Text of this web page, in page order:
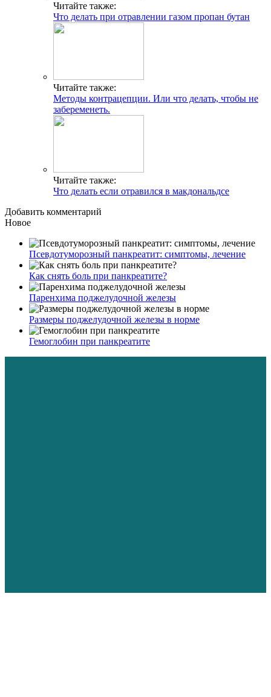
Читайте также:
Что делать при отравлении газом пропан бутан
Читайте также:
Методы контрацепции. Или что делать, чтобы не
забеременеть.
Читайте также:
Что делать если отравился в макдональдсе
Добавить комментарий
Новое
Псевдотуморозный панкреатит: симптомы, лечение
Как снять боль при панкреатите?
Паренхима поджелудочной железы
Размеры поджелудочной железы в норме
Гемоглобин при панкреатите